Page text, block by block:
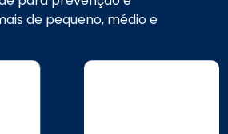
de pequeno, médio e